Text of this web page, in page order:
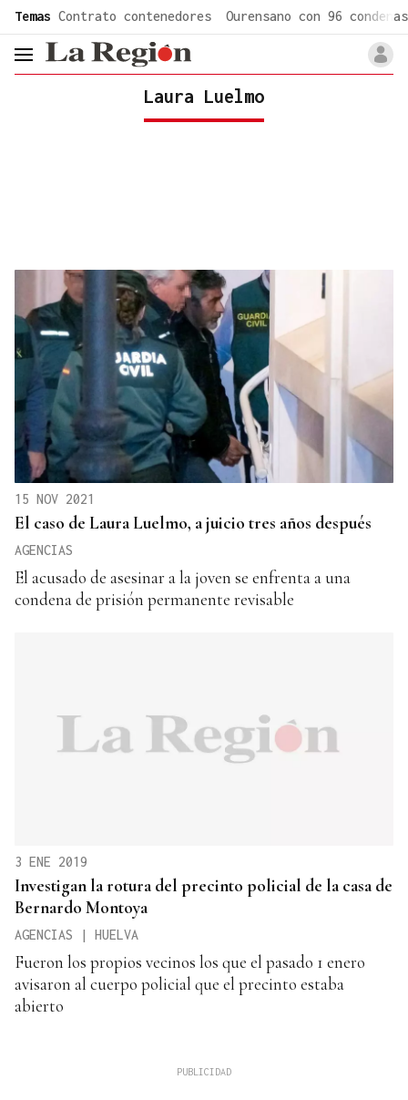
Temas Contrato contenedores Ourensano con 96 condenas
header.menu.open
Laura Luelmo
15 NOV 2021
El caso de Laura Luelmo, a juicio tres años después
AGENCIAS
El acusado de asesinar a la joven se enfrenta a una
condena de prisión permanente revisable
3 ENE 2019
Investigan la rotura del precinto policial de la casa de
Bernardo Montoya
AGENCIAS | HUELVA
Fueron los propios vecinos los que el pasado 1 enero
avisaron al cuerpo policial que el precinto estaba
abierto